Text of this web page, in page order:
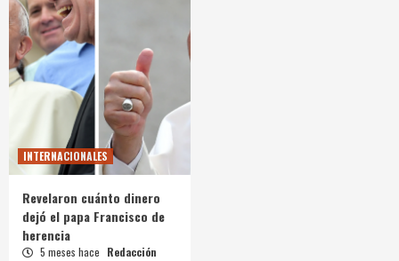
INTERNACIONALES
Revelaron cuánto dinero
dejó el papa Francisco de
herencia
5 meses hace Redacción